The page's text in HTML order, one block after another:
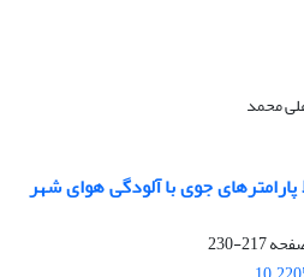
محمد
جوی با آلودگی هوای شهر
217-230